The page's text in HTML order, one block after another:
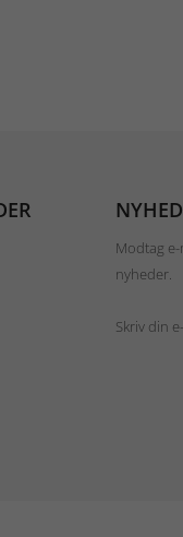
Modtag
nyheder.
Skriv din